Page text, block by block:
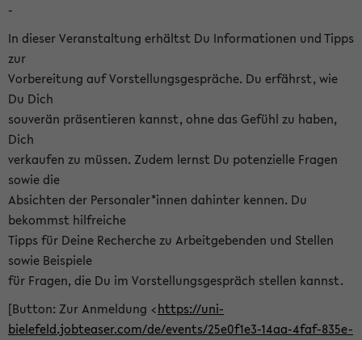
-
In dieser Veranstaltung erhältst Du Informationen und Tipps
zur
Vorbereitung auf Vorstellungsgespräche. Du erfährst, wie
Du Dich
souverän präsentieren kannst, ohne das Gefühl zu haben,
Dich
verkaufen zu müssen. Zudem lernst Du potenzielle Fragen
sowie die
Absichten der Personaler*innen dahinter kennen. Du
bekommst hilfreiche
Tipps für Deine Recherche zu Arbeitgebenden und Stellen
sowie Beispiele
für Fragen, die Du im Vorstellungsgespräch stellen kannst.
[Button: Zur Anmeldung <https://uni-
bielefeld.jobteaser.com/de/events/25e0f1e3-14aa-4faf-835e-